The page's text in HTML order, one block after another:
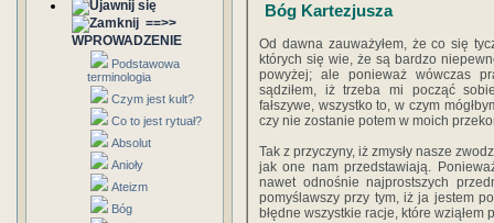
==>>
WPROWADZENIE
Podstawowa
terminologia
Czym jest kult?
Co to jest rytuał?
Absolut
Anioły
Ateizm
Bóg
Bóg Kartezjusza
Od dawna zauważyłem, że co się
których się wie, że są bardzo
powyżej; ale ponieważ wówczas
sądziłem, iż trzeba mi począć
fałszywe, wszystko to, w czym
czy nie zostanie potem w moich
Tak z przyczyny, iż zmysły nasze
jak one nam przedstawiają.
nawet odnośnie najprostszych
pomyślawszy przy tym, iż ja jestem
błędne wszystkie racje, które wziąłem